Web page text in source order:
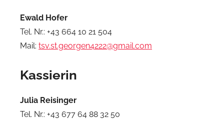
Ewald Hofer
Tel. Nr.: +43 664 10 21 504
Mail: tsv.st.georgen4222@gmail.com
Kassierin
Julia Reisinger
Tel. Nr.: +43 677 64 88 32 50